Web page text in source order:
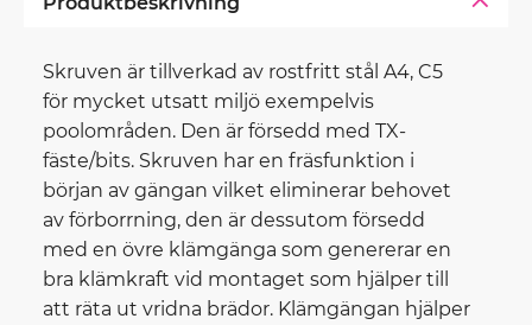
Skruven är tillverkad av rostfritt stål A4, C5
för mycket utsatt miljö exempelvis
poolområden. Den är försedd med TX-
fäste/bits. Skruven har en fräsfunktion i
början av gängan vilket eliminerar behovet
av förborrning, den är dessutom försedd
med en övre klämgänga som genererar en
bra klämkraft vid montaget som hjälper till
att räta ut vridna brädor. Klämgängan hjälper